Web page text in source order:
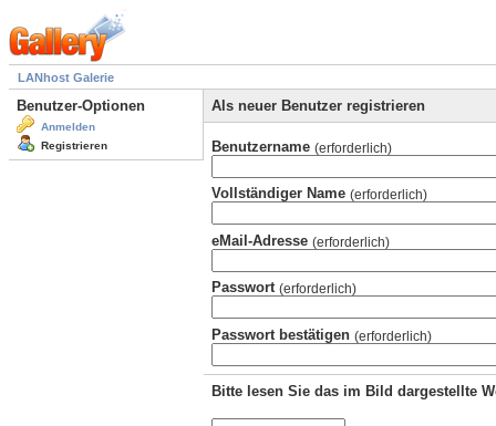
LANhost Galerie
Benutzer-Optionen
Anmelden
Registrieren
Als neuer Benutzer registrieren
Benutzername (erforderlich)
Vollständiger Name (erforderlich)
eMail-Adresse (erforderlich)
Passwort (erforderlich)
Passwort bestätigen (erforderlich)
Bitte lesen Sie das im Bild dargestellte